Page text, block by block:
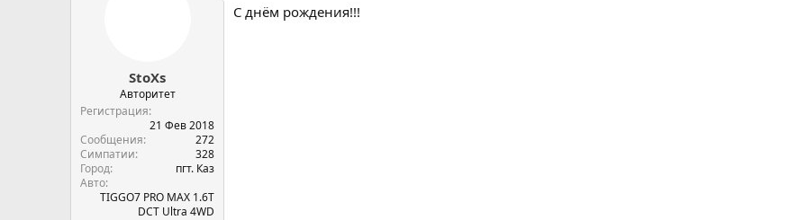
StoXs
Авторитет
Регистрация
21 Фев 2018
Сообщения
272
Симпатии
328
Город
пгт. Каз
Авто
TIGGO7 PRO MAX 1.6T
DCT Ultra 4WD
С днём рождения!!!